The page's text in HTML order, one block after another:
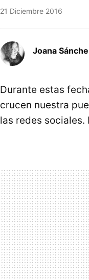
21 Diciembre 2016
Joana
Durante estas
crucen nuestra
las redes